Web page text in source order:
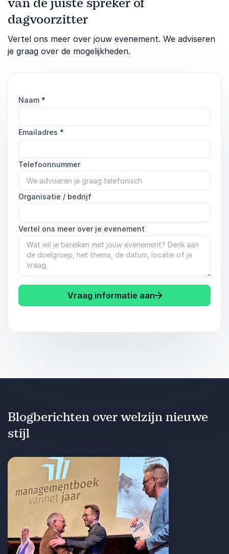
van de juiste spreker of
dagvoorzitter
Vertel ons meer over jouw evenement. We adviseren
je graag over de mogelijkheden.
Naam *
Emailadres *
Telefoonnummer
Organisatie / bedrijf
Vertel ons meer over je evenement
Vraag informatie aan
Blogberichten over welzijn nieuwe
stijl